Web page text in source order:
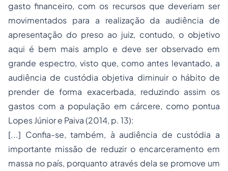
gasto financeiro, com os recursos que deveriam ser
movimentados para a realização da audiência de
apresentação do preso ao juiz, contudo, o objetivo
aqui é bem mais amplo e deve ser observado em
grande espectro, visto que, como antes levantado, a
audiência de custódia objetiva diminuir o hábito de
prender de forma exacerbada, reduzindo assim os
gastos com a população em cárcere, como pontua
Lopes Júnior e Paiva (2014, p. 13):
[...] Confia-se, também, à audiência de custódia a
importante missão de reduzir o encarceramento em
massa no país, porquanto através dela se promove um